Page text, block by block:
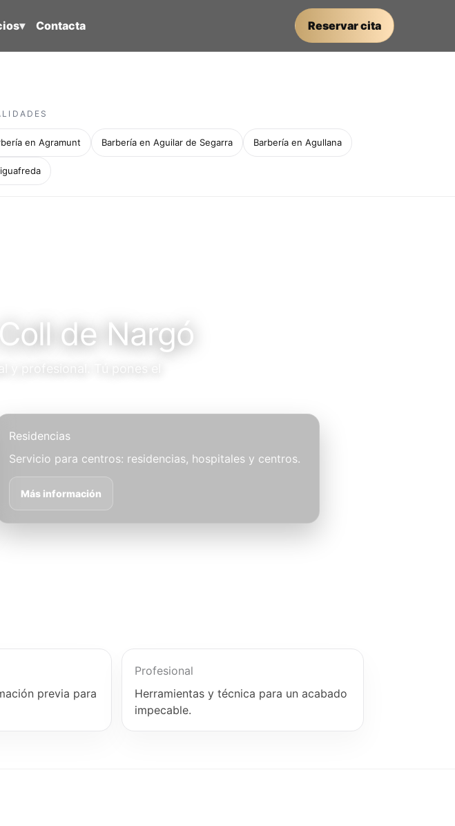
▾ Contacta Reservar cita
en Agramunt Barbería en Aguilar de Segarra Barbería en Agullana
de Nargó
y profesional. Tú pones el
Residencias
Servicio para centros: residencias, hospitales y centros.
Más información
previa para
Profesional
Herramientas y técnica para un acabado
impecable.